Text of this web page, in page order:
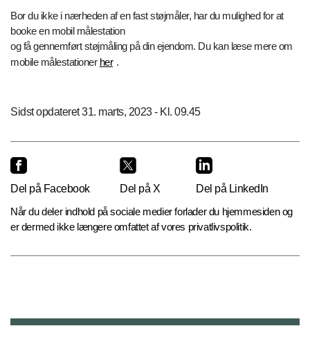
Bor du ikke i nærheden af en fast støjmåler, har du mulighed for at
booke en mobil målestation
og få gennemført støjmåling på din ejendom. Du kan læse mere om
mobile målestationer her .
Sidst opdateret 31. marts, 2023 - Kl. 09.45
Del på Facebook Del på X
Del på LinkedIn
Når du deler indhold på sociale medier forlader du hjemmesiden og
er dermed ikke længere omfattet af vores privatlivspolitik.